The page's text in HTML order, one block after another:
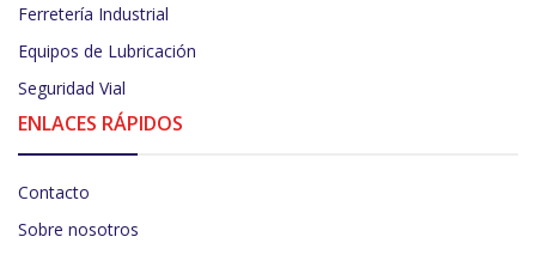
Ferretería Industrial
Equipos de Lubricación
Seguridad Vial
ENLACES RÁPIDOS
Contacto
Sobre nosotros